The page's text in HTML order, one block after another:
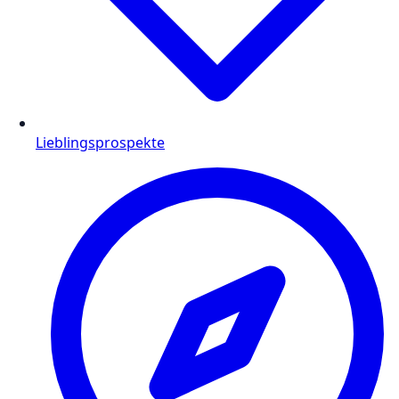
Lieblingsprospekte